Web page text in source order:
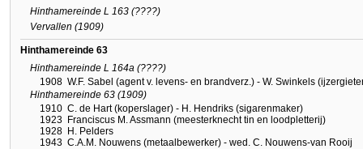
Hinthamereinde L 163 (????)
Vervallen (1909)
Hinthamereinde 63
Hinthamereinde L 164a (????)
1908 W.F. Sabel (agent v. levens- en brandverz.) - W. Swinkels
Hinthamereinde 63 (1909)
1910 C. de Hart (koperslager) - H. Hendriks (sigarenmaker)
1923 Franciscus M. Assmann (meesterknecht tin en loodpletterij)
1928 H. Pelders
1943 C.A.M. Nouwens (metaalbewerker) - wed. C. Nouwens-van Rooij